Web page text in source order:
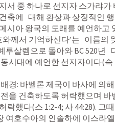
서 중 하나로 선지자 스가랴가
축에   대해 환상과 상징적인
시아 왕국의 도래를 예언하고
와께서 기억하신다’는   이름의
루살렘으로 돌아와 BC 520년
시대에 예언한 선지자이다(슥
을 건축하도록 허락했으며
락했다(스 1:2-4; 사 44:28). 그
여호수아의 인솔하에 이스라